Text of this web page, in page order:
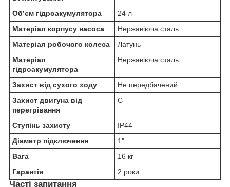
Об’єм гідроакумулятора
24 л
Матеріал корпусу насоса
Нержавіюча сталь
Матеріал робочого колеса
Латунь
Матеріал
гідроакумулятора
Нержавіюча сталь
Захист від сухого ходу
Не передбачений
Захист двигуна від
перегрівання
Є
Ступінь захисту
IP44
Діаметр підключення
1″
Вага
16 кг
Гарантія
2 роки
Часті запитання